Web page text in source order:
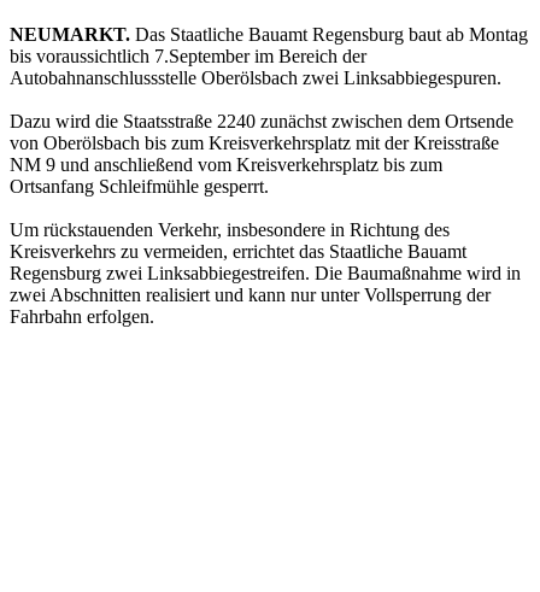
NEUMARKT. Das Staatliche Bauamt Regensburg baut ab Montag
bis voraussichtlich 7.September im Bereich der
Autobahnanschlussstelle Oberölsbach zwei Linksabbiegespuren.
Dazu wird die Staatsstraße 2240 zunächst zwischen dem Ortsende
von Oberölsbach bis zum Kreisverkehrsplatz mit der Kreisstraße
NM 9 und anschließend vom Kreisverkehrsplatz bis zum
Ortsanfang Schleifmühle gesperrt.
Um rückstauenden Verkehr, insbesondere in Richtung des
Kreisverkehrs zu vermeiden, errichtet das Staatliche Bauamt
Regensburg zwei Linksabbiegestreifen. Die Baumaßnahme wird in
zwei Abschnitten realisiert und kann nur unter Vollsperrung der
Fahrbahn erfolgen.